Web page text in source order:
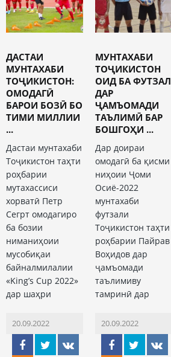
ДАСТАИ
МУНТАХАБИ
ТОҶИКИСТОН:
ОМОДАГӢ
БАРОИ БОЗӢ БО
ТИМИ МИЛЛИИ
...
Дастаи мунтахаби
Тоҷикистон таҳти
роҳбарии
мутахассиси
хорватӣ Петр
Сегрт омодагиро
ба бозии
ниманиҳоии
мусобиқаи
байналмилалии
«King’s Cup 2022»
дар шаҳри
20.09.2022
МУНТАХАБИ
ТОҶИКИСТОН
ОИД БА ФУТЗАЛ
ДАР
ҶАМЪОМАДИ
ТАЪЛИМӢ БАР
БОШГОҲИ ...
Дар доираи
омодагӣ ба қисми
ниҳоии Ҷоми
Осиё-2022
мунтахаби
футзали
Тоҷикистон таҳти
роҳбарии Пайрав
Воҳидов дар
ҷамъомади
таълимиву
тамринӣ дар
20.09.2022